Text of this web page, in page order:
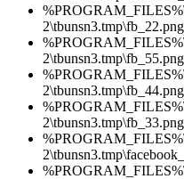
2\tbunsn3.tmp\fb_22.png
2\tbunsn3.tmp\fb_55.png
2\tbunsn3.tmp\fb_44.png
2\tbunsn3.tmp\fb_33.png